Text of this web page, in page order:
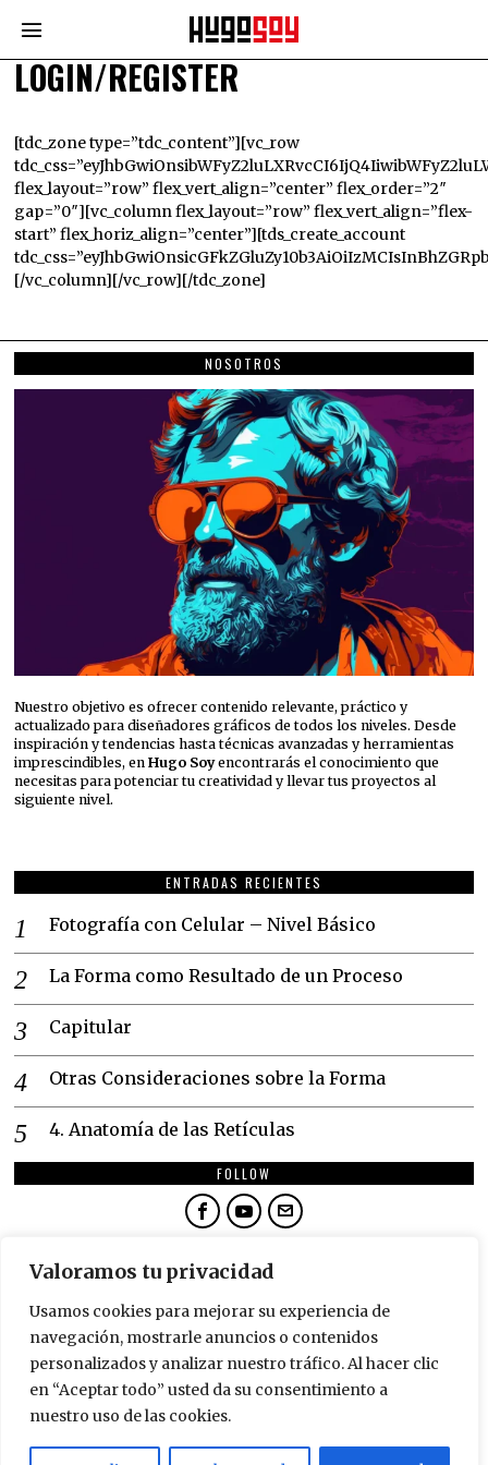
Valoramos tu privacidad
Usamos cookies para mejorar su experiencia de
navegación, mostrarle anuncios o contenidos
personalizados y analizar nuestro tráfico. Al hacer clic
en “Aceptar todo” usted da su consentimiento a
nuestro uso de las cookies.
LOGIN/REGISTER
[tdc_zone type=”tdc_content”][vc_row
flex_layout=”row” flex_vert_align=”center” flex_order=”2″
gap=”0″][vc_column flex_layout=”row” flex_vert_align=”flex-
start” flex_horiz_align=”center”][tds_create_account
[/vc_column][/vc_row][/tdc_zone]
NOSOTROS
Nuestro objetivo es ofrecer contenido relevante, práctico y
actualizado para diseñadores gráficos de todos los niveles. Desde
inspiración y tendencias hasta técnicas avanzadas y herramientas
imprescindibles, enHugo Soyencontrarás el conocimiento que
necesitas para potenciar tu creatividad y llevar tus proyectos al
siguiente nivel.
ENTRADAS RECIENTES
Fotografía con Celular – Nivel Básico
La Forma como Resultado de un Proceso
Capitular
Otras Consideraciones sobre la Forma
4. Anatomía de las Retículas
FOLLOW
NEWSLETTER